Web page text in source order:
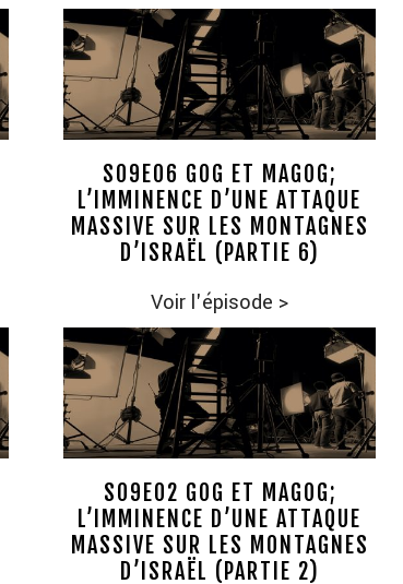
S09E06 GOG ET MAGOG;
L’IMMINENCE D’UNE ATTAQUE
MASSIVE SUR LES MONTAGNES
D’ISRAËL (PARTIE 6)
Voir l'épisode >
S09E02 GOG ET MAGOG;
L’IMMINENCE D’UNE ATTAQUE
MASSIVE SUR LES MONTAGNES
D’ISRAËL (PARTIE 2)